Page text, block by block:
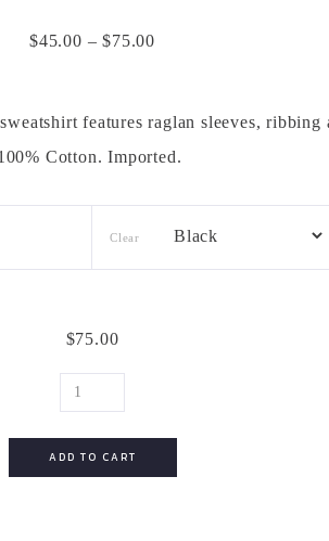
$45.00 –$75.00
features raglan sleeves, ribbing
Cotton. Imported.
Clear
$75.00
MARNI
ADD TO CART